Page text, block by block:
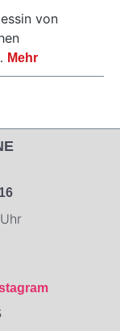
von
Mehr